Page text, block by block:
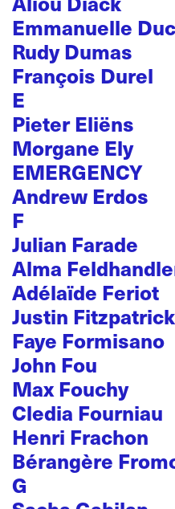
Emmanuelle
Rudy Dumas
François Durel
E
Pieter Eliëns
Morgane Ely
EMERGENCY
Andrew Erdos
F
Julian Farade
Alma
Adélaïde Feriot
Justin Fitzpatrick
Faye Formisano
John Fou
Max Fouchy
Cledia Fourniau
Henri Frachon
Bérangère
G